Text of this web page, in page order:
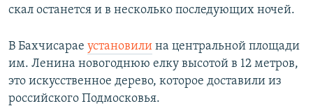
ELIFBE
УКРАИНСКАЯ ПРОБЛЕМА КРЫМА
Все сайты RFE/RL
скал останется и в несколько последующих ночей.
В Бахчисарае установили на центральной площади
им. Ленина новогоднюю елку высотой в 12 метров,
это искусственное дерево, которое доставили из
российского Подмосковья.